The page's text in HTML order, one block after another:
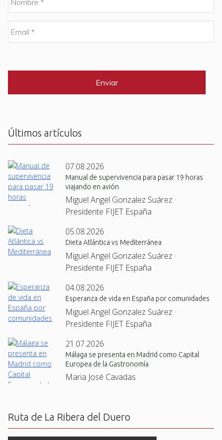
o
m
e
m
a
C
Últimos artículos
07.08.2026
Manual de supervivencia para pasar 19 horas
viajando en avión
Miguel Angel Gonzalez Suárez ·
Presidente FIJET España
05.08.2026
Dieta Atlántica vs Mediterránea
Miguel Angel Gonzalez Suárez ·
Presidente FIJET España
04.08.2026
Esperanza de vida en España por comunidades
Miguel Angel Gonzalez Suárez ·
Presidente FIJET España
21.07.2026
Málaga se presenta en Madrid como Capital
Europea de la Gastronomía
Maria José Cavadas
Ruta de La Ribera del Duero